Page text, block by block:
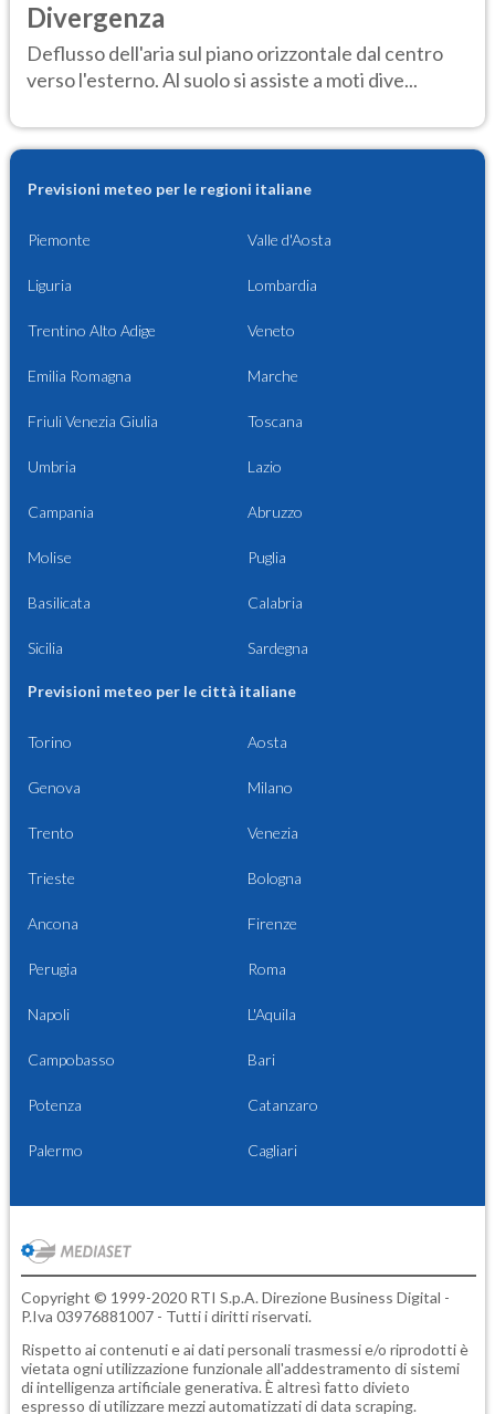
Divergenza
Deflusso dell'aria sul piano orizzontale dal centro
verso l'esterno. Al suolo si assiste a moti dive...
Previsioni meteo per le regioni italiane
Piemonte Valle d'Aosta
Liguria Lombardia
Trentino Alto Adige Veneto
Emilia Romagna Marche
Friuli Venezia Giulia Toscana
Umbria Lazio
Campania Abruzzo
Molise Puglia
Basilicata Calabria
Sicilia Sardegna
Previsioni meteo per le città italiane
Torino Aosta
Genova Milano
Trento Venezia
Trieste Bologna
Ancona Firenze
Perugia Roma
Napoli L'Aquila
Campobasso Bari
Potenza Catanzaro
Palermo Cagliari
Copyright © 1999-2020 RTI S.p.A. Direzione Business Digital -
P.Iva 03976881007 - Tutti i diritti riservati.
Rispetto ai contenuti e ai dati personali trasmessi e/o riprodotti è
vietata ogni utilizzazione funzionale all'addestramento di sistemi
di intelligenza artificiale generativa. È altresì fatto divieto
espresso di utilizzare mezzi automatizzati di data scraping.